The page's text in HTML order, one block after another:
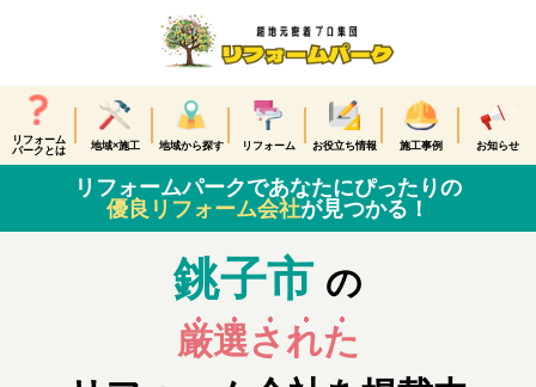
リフォーム
パークとは
地域×施工 地域から探す リフォーム お役立ち情報 施工事例 お知らせ
リフォームパークであなたにぴったりの
優良リフォーム会社が見つかる！
銚子市 の
厳選された